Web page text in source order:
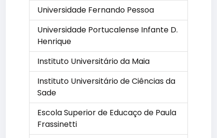
Universidade Fernando Pessoa
Universidade Portucalense Infante D.
Henrique
Instituto Universitário da Maia
Instituto Universitário de Ciências da
Sade
Escola Superior de Educaço de Paula
Frassinetti